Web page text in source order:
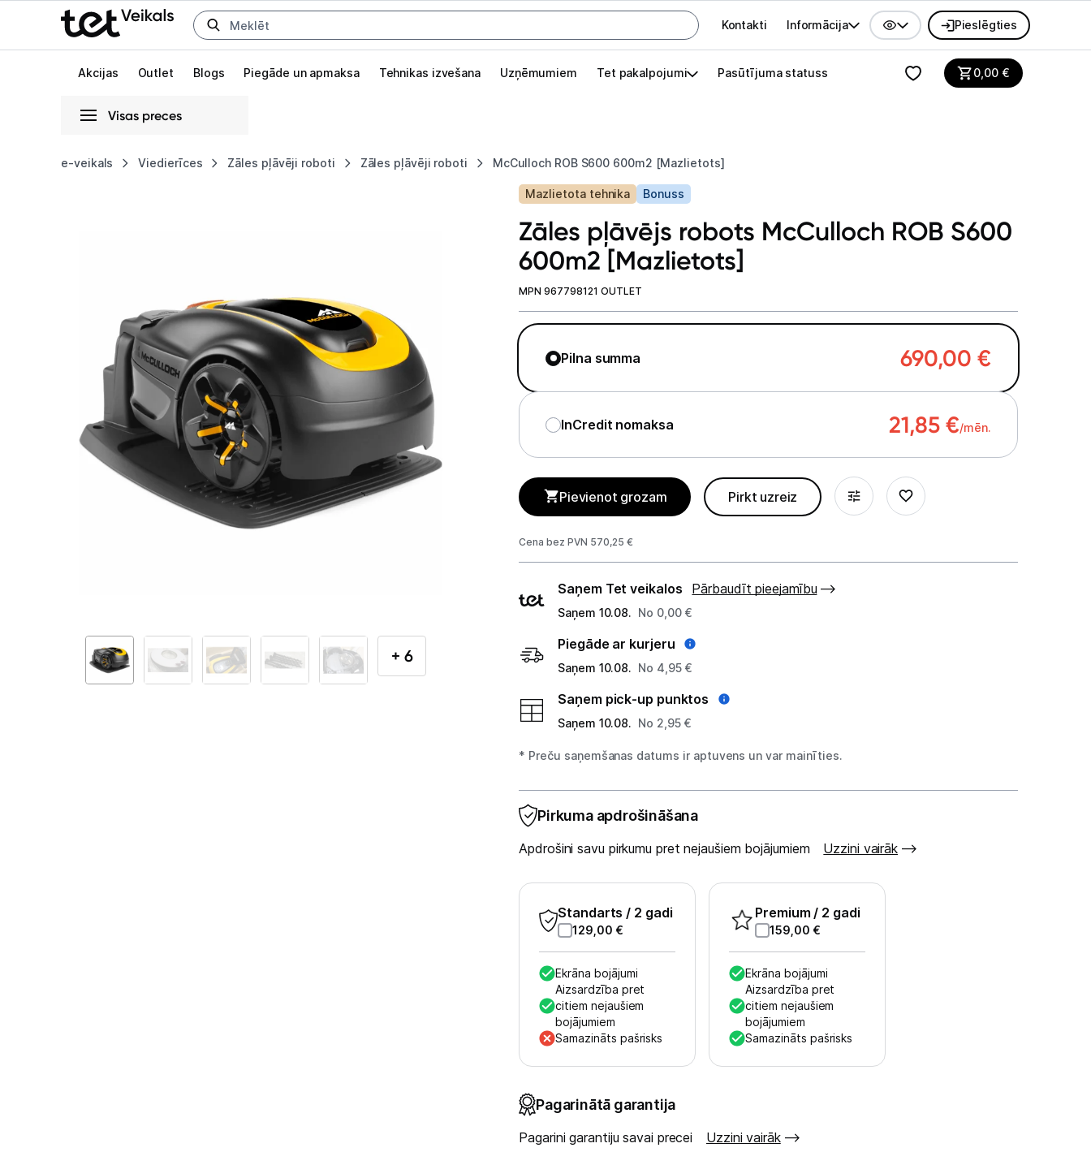
Uz kategorijam Uz galveno saturu
Galvenes izvēlne
Kontakti Informācija Pieslēgties
Akcijas Outlet Blogs Piegāde un apmaksa Tehnikas izvešana Uzņēmumiem Tet pakalpojumi Pasūtījuma statuss 0,00€
Visas preces
e-veikals Viedierīces Zāles pļāvēji roboti Zāles pļāvēji roboti McCulloch ROB S600 600m2 [Mazlietots]
Pieslēgties
Akcijas
Izvēlies kāroto ierīci izdevīgāk!
Telefoni, planšetdatori
Viedierīces
Viedpulksteņi un aproces
Droni un piederumi
Zāles pļāvēji roboti
Sports un atpūta
Ražotāju atjaunota tehnika
600m2
[Mazlietots]
+ 6
Mazlietota tehnika Bonuss
Zāles pļāvējs robots McCulloch ROB S600
600m2 [Mazlietots]
MPN 967798121 OUTLET
Pilna summa 690,00 €
InCredit nomaksa 21,85 €/mēn.
Pievienot grozam Pirkt uzreiz
Cena bez PVN 570,25 €
Piegādes
veidi
Saņem Tet veikalos Pārbaudīt pieejamību
Saņem 10.08. No 0,00 €
Piegāde ar kurjeru
Saņem 10.08. No 4,95 €
Saņem pick-up punktos
Saņem 10.08. No 2,95 €
* Preču saņemšanas datums ir aptuvens un var mainīties.
Pirkuma apdrošināšana
Apdrošini savu pirkumu pret nejaušiem bojājumiem Uzzini vairāk
Standarts / 2 gadi
129,00 €
Ekrāna bojājumi
Aizsardzība pret
citiem nejaušiem
bojājumiem
Samazināts pašrisks
Premium / 2 gadi
159,00 €
Ekrāna bojājumi
Aizsardzība pret
citiem nejaušiem
bojājumiem
Samazināts pašrisks
Pagarinātā garantija
Pagarini garantiju savai precei Uzzini vairāk